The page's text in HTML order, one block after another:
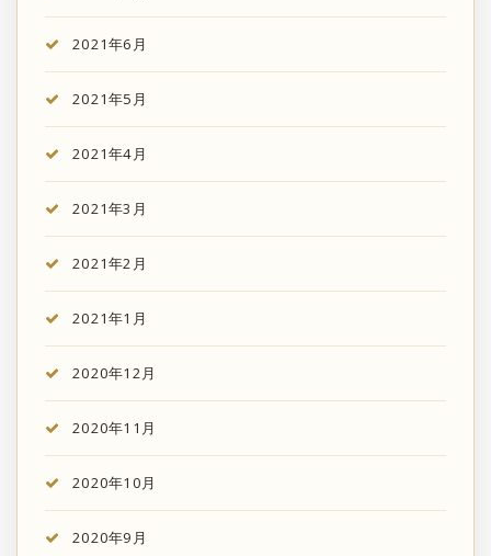
2021年6月
2021年5月
2021年4月
2021年3月
2021年2月
2021年1月
2020年12月
2020年11月
2020年10月
2020年9月